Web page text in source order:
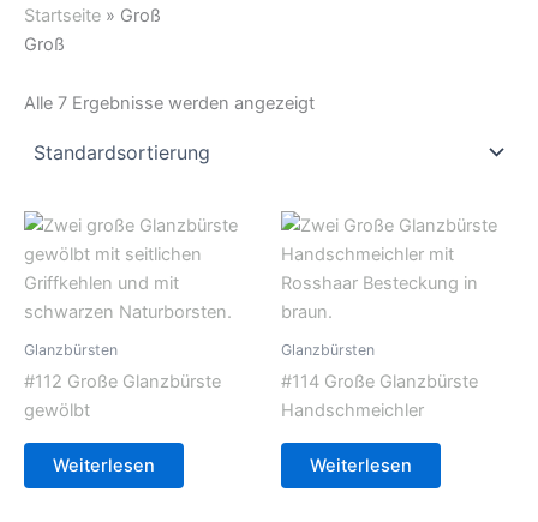
Startseite » Groß
Groß
Alle 7 Ergebnisse werden angezeigt
Glanzbürsten
#112 Große Glanzbürste
gewölbt
Weiterlesen
Glanzbürsten
#114 Große Glanzbürste
Handschmeichler
Weiterlesen